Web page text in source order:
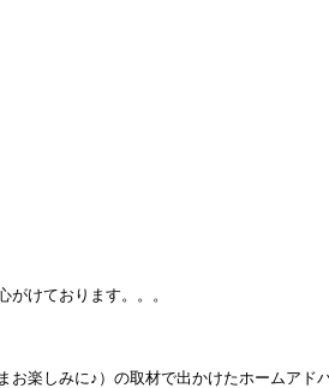
けております。。。
お楽しみに♪）の取材で出かけたホームアド